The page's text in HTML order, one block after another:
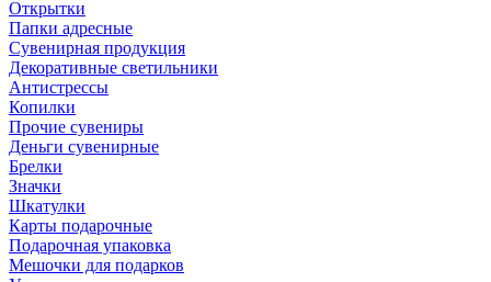
Открытки
Папки адресные
Сувенирная продукция
Декоративные светильники
Антистрессы
Копилки
Прочие сувениры
Деньги сувенирные
Брелки
Значки
Шкатулки
Карты подарочные
Подарочная упаковка
Мешочки для подарков